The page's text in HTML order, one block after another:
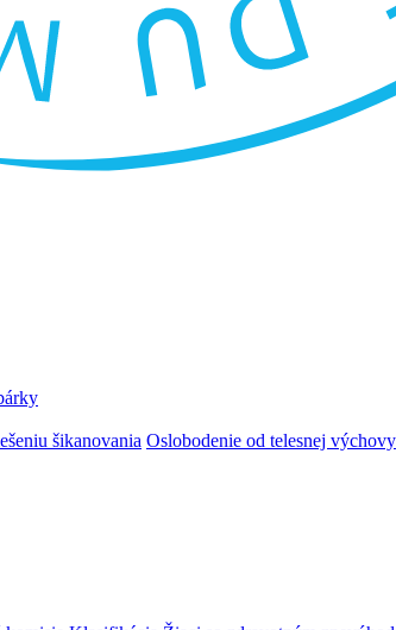
šikanovania Oslobodenie od telesnej výchovy